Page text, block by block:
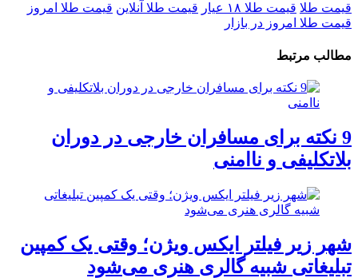
قیمت طلا قیمت طلا ۱۸ عیار قیمت طلا آنلاین قیمت طلا امروز
قیمت طلا امروز در بازار
مطالب مرتبط
9 نکته برای مسافران خارجی در دوران
بلاتکلیفی و ناامنی
شهر زیر فیلتر ایکس ویژن؛ وقتی یک کمپین
تبلیغاتی شبیه گالری هنری می‌شود